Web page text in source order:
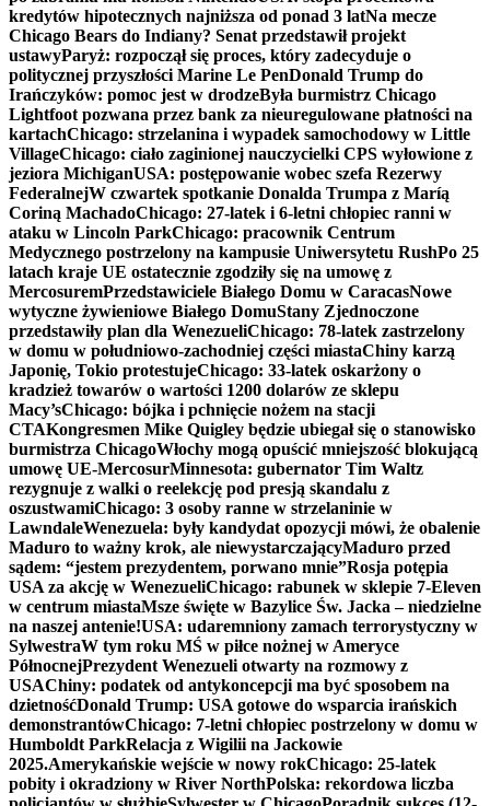
kredytów hipotecznych najniższa od ponad 3 latNa mecze
Chicago Bears do Indiany? Senat przedstawił projekt
ustawyParyż: rozpoczął się proces, który zadecyduje o
politycznej przyszłości Marine Le PenDonald Trump do
Irańczyków: pomoc jest w drodzeByła burmistrz Chicago
Lightfoot pozwana przez bank za nieuregulowane płatności na
kartachChicago: strzelanina i wypadek samochodowy w Little
VillageChicago: ciało zaginionej nauczycielki CPS wyłowione z
jeziora MichiganUSA: postępowanie wobec szefa Rezerwy
FederalnejW czwartek spotkanie Donalda Trumpa z Maríą
Coriną MachadoChicago: 27-latek i 6-letni chłopiec ranni w
ataku w Lincoln ParkChicago: pracownik Centrum
Medycznego postrzelony na kampusie Uniwersytetu RushPo 25
latach kraje UE ostatecznie zgodziły się na umowę z
MercosuremPrzedstawiciele Białego Domu w CaracasNowe
wytyczne żywieniowe Białego DomuStany Zjednoczone
przedstawiły plan dla WenezueliChicago: 78-latek zastrzelony
w domu w południowo-zachodniej części miastaChiny karzą
Japonię, Tokio protestujeChicago: 33-latek oskarżony o
kradzież towarów o wartości 1200 dolarów ze sklepu
Macy’sChicago: bójka i pchnięcie nożem na stacji
CTAKongresmen Mike Quigley będzie ubiegał się o stanowisko
burmistrza ChicagoWłochy mogą opuścić mniejszość blokującą
umowę UE-MercosurMinnesota: gubernator Tim Waltz
rezygnuje z walki o reelekcję pod presją skandalu z
oszustwamiChicago: 3 osoby ranne w strzelaninie w
LawndaleWenezuela: były kandydat opozycji mówi, że obalenie
Maduro to ważny krok, ale niewystarczającyMaduro przed
sądem: “jestem prezydentem, porwano mnie”Rosja potępia
USA za akcję w WenezueliChicago: rabunek w sklepie 7-Eleven
w centrum miastaMsze święte w Bazylice Św. Jacka – niedzielne
na naszej antenie!USA: udaremniony zamach terrorystyczny w
SylwestraW tym roku MŚ w piłce nożnej w Ameryce
PółnocnejPrezydent Wenezueli otwarty na rozmowy z
USAChiny: podatek od antykoncepcji ma być sposobem na
dzietnośćDonald Trump: USA gotowe do wsparcia irańskich
demonstrantówChicago: 7-letni chłopiec postrzelony w domu w
Humboldt ParkRelacja z Wigilii na Jackowie
2025.Amerykańskie wejście w nowy rokChicago: 25-latek
pobity i okradziony w River NorthPolska: rekordowa liczba